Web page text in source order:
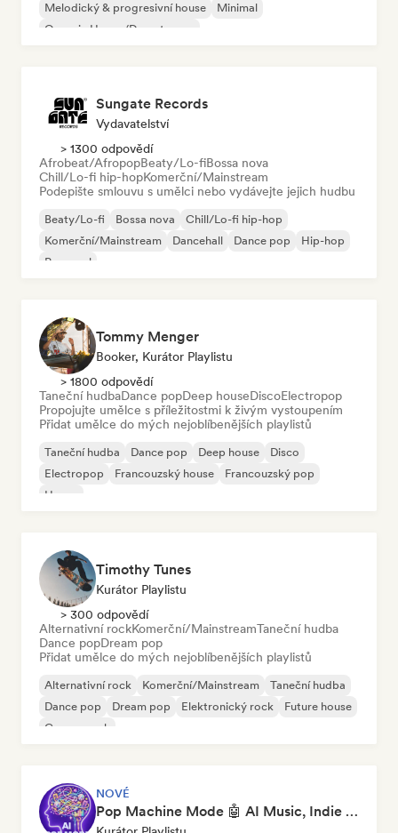
Melodický & progresivní house
Minimal
Organic House/Downtempo
Sungate Records
Vydavatelství
> 1300 odpovědí
Afrobeat/AfropopBeaty/Lo-fiBossa nova
Chill/Lo-fi hip-hopKomerční/Mainstream
Podepište smlouvu s umělci nebo vydávejte jejich hudbu
Beaty/Lo-fi Bossa nova
Chill/Lo-fi hip-hop
Komerční/Mainstream
Dancehall Dance pop
Hip-hop
Pop-soul
Tommy Menger
Booker, Kurátor Playlistu
> 1800 odpovědí
Taneční hudbaDance popDeep houseDiscoElectropop
Propojujte umělce s příležitostmi k živým vystoupením
Přidat umělce do mých nejoblíbenějších playlistů
Taneční hudba Dance pop Deep house
Disco
Electropop
Francouzský house
Francouzský pop
House
Timothy Tunes
Kurátor Playlistu
> 300 odpovědí
Alternativní rockKomerční/MainstreamTaneční hudba
Dance popDream pop
Přidat umělce do mých nejoblíbenějších playlistů
Alternativní rock Komerční/Mainstream
Taneční hudba
Dance pop
Dream pop Elektronický rock
Future house
Garage rock
NOVÉ
Pop Machine Mode 🤖 AI Music, Indie Pop & Dream Pop